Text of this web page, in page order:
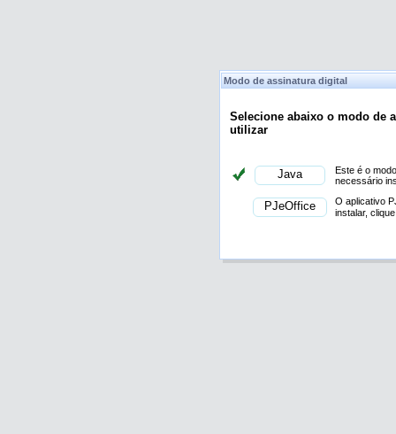
Modo de assinatura digital
Selecione abaixo o modo de
utilizar
Este é o
necessário
O aplicativo
instalar,